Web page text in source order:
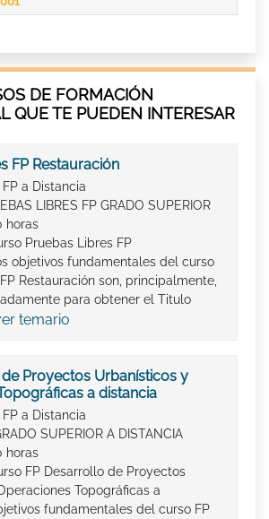
DE FORMACIÓN
QUE TE PUEDEN INTERESAR
FP Restauración
a Distancia
LIBRES FP GRADO SUPERIOR
horas
Pruebas Libres FP
objetivos fundamentales del curso
Restauración son, principalmente,
para obtener el Titulo
temario
de Proyectos Urbanísticos y
a distancia
a Distancia
SUPERIOR A DISTANCIA
horas
FP Desarrollo de Proyectos
Topográficas a
fundamentales del curso FP